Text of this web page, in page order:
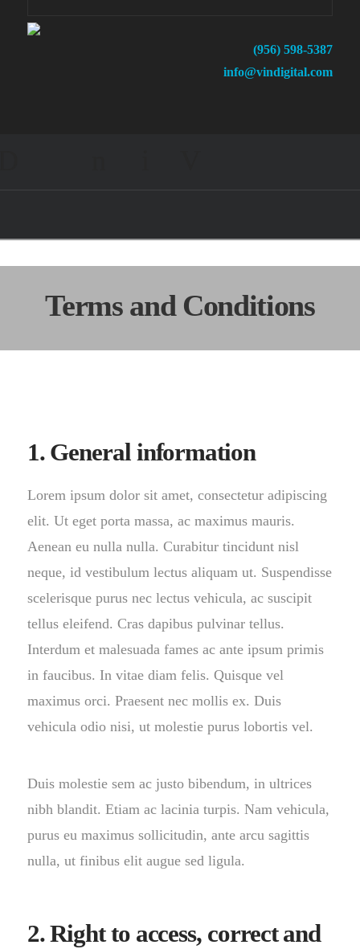
(956) 598-5387
info@vindigital.com
Terms and Conditions
1. General information
Lorem ipsum dolor sit amet, consectetur adipiscing
elit. Ut eget porta massa, ac maximus mauris.
Aenean eu nulla nulla. Curabitur tincidunt nisl
neque, id vestibulum lectus aliquam ut. Suspendisse
scelerisque purus nec lectus vehicula, ac suscipit
tellus eleifend. Cras dapibus pulvinar tellus.
Interdum et malesuada fames ac ante ipsum primis
in faucibus. In vitae diam felis. Quisque vel
maximus orci. Praesent nec mollis ex. Duis
vehicula odio nisi, ut molestie purus lobortis vel.
Duis molestie sem ac justo bibendum, in ultrices
nibh blandit. Etiam ac lacinia turpis. Nam vehicula,
purus eu maximus sollicitudin, ante arcu sagittis
nulla, ut finibus elit augue sed ligula.
2. Right to access, correct and